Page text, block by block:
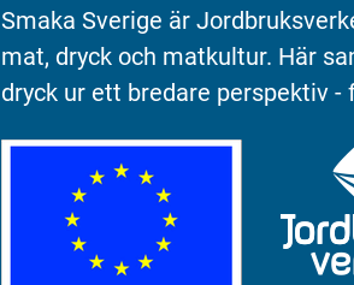
Smaka Sverige är
mat, dryck och matkultur. Här
dryck ur ett bredare perspektiv